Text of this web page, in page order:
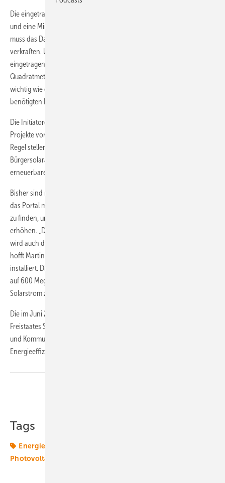
Die eingetragenen Dachflächen sollten möglichst unverschattet sein
und eine Mindestgröße von 200 Quadratmeter haben. Außerdem
muss das Dach die zusätzliche Last einer Photovoltaikanlage statisch
verkraften. Um das Interesse der Investoren zu wecken, sollten
eingetragene Freiflächen weitgehend eben und mindestens 10.000
Quadratmeter groß sein. Eine gute Zufahrtsmöglichkeit ist ebenso
wichtig wie ein kostengünstig zu realisierender Zugang zu den
benötigten Einspeisepunkten für den Solarstrom.
Die Initiatoren von Bürgersolaranlagen können auf dem Portal ihre
Projekte vorstellen und nach zusätzlichen Investoren suchen. In der
Regel stellen die Kommunen ihren Bürgern Flächen zum Bau einer
Bürgersolaranlage kostenlos zur Verfügung, um den Anteil an
erneuerbaren Energien in der Kommune zu erhöhen.
Bisher sind nur wenige Angebote eingetragen. Die SAENA hofft, durch
das Portal mehr Flächen für die Errichtung von Photovoltaikanlagen
zu finden, um die installierte Leistung von Solarstrom im Freistaat zu
erhöhen. „Denn wenn mehr Flächen in dem Portal zu finden sind,
wird auch der Anreiz für andere größer, ihre Flächen dort anzubieten“,
hofft Martin Reiner. Derzeit sind in Sachsen etwa 430 Megawatt
installiert. Die sächsische Landesregierung will diese Leistung bis 2030
auf 600 Megawatt erhöhen, um jährlich 480 Gigawattstunden
Solarstrom zu erzeugen.
Die im Juni 2007 gegründete SAENA ist ein Tochterunternehmen des
Freistaates Sachsen. Sie berät und informiert Haushalte, Unternehmen
und Kommunen zu allen Fragen rund um die Energie und
Energieeffizienz. (Sven Ullrich)
Tags
Energiemarkt
Photovoltaikanlagen